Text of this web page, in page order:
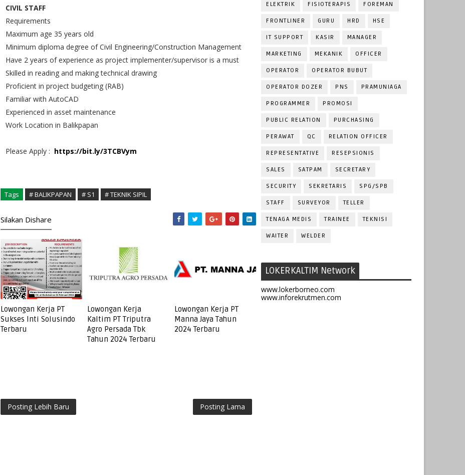
CIVIL STAFF
Requirements
Maximum age 35 years old
Minimum diploma degree of Civil Engineering/Construction Management
Have 2 years of experience as project implementer/supervisor is a must
Skilled in reading and making technical drawing
Proficient in project budgeting (RAB)
Familiar with AutoCAD
Experienced in asset maintenance
Work Location in Balikpapan
Please Apply : https://bit.ly/3TCBVym
Tags # BALIKPAPAN # S1 # TEKNIK SIPIL
Silakan Dishare
Lowongan Kerja PT
Sukses Inti Solusindo
Terbaru
Lowongan Kerja
Kaltim PT Triputra
Agro Persada Tbk
Tahun 2024 Terbaru
Lowongan Kerja PT
Manna Jaya Tahun
2024 Terbaru
Posting Lebih Baru Posting Lama
ELEKTRIK FISIOTERAPIS FOREMAN
FRONTLINER GURU HRD HSE
IT SUPPORT KASIR MANAGER
MARKETING MEKANIK OFFICER
OPERATOR OPERATOR BUBUT
OPERATOR DOZER PNS PRAMUNIAGA
PROGRAMMER PROMOSI
PUBLIC RELATION PURCHASING
PERAWAT QC RELATION OFFICER
REPRESENTATIVE RESEPSIONIS
SALES SATPAM SECRETARY
SECURITY SEKRETARIS SPG/SPB
STAFF SURVEYOR TELLER
TENAGA MEDIS TRAINEE TEKNISI
WAITER WELDER
LOKERKALTIM Network
www.lokerborneo.com
www.inforekrutmen.com